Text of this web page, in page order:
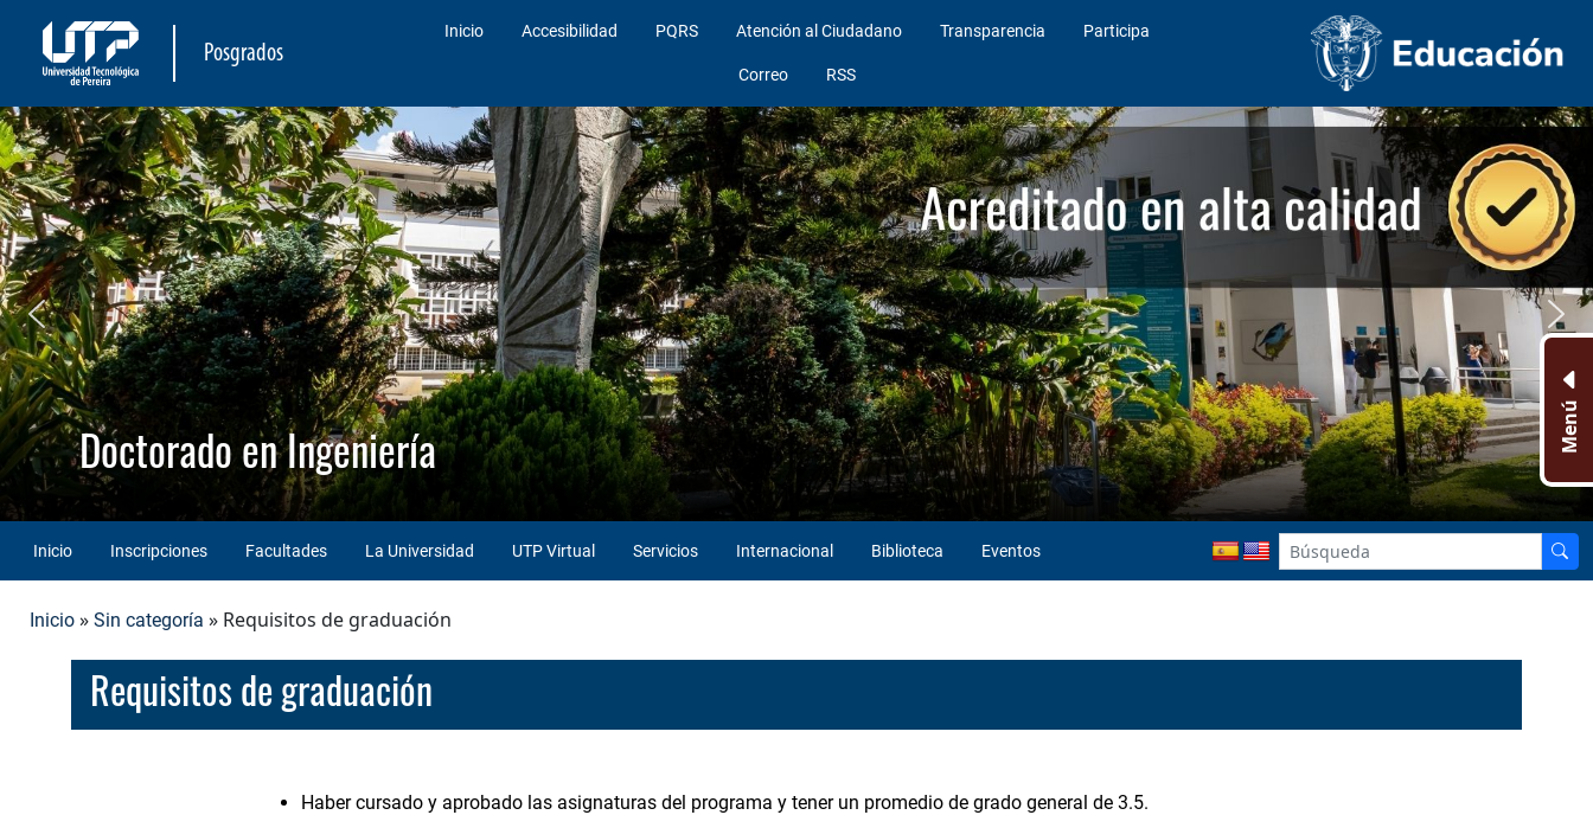
Posgrados
Inicio Accesibilidad PQRS Atención al Ciudadano Transparencia Participa
Correo RSS
Doctorado en Ingeniería
Inicio Inscripciones Facultades La Universidad UTP Virtual Servicios Internacional Biblioteca Eventos
Inicio » Sin categoría » Requisitos de graduación
Requisitos de graduación
Haber cursado y aprobado las asignaturas del programa y tener un promedio de grado general de 3.5.
Menú